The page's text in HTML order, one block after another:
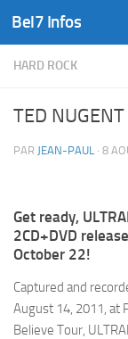
Skip to content
Bel7 Infos
HARD ROCK
TED
PAR JEAN-PAUL · 8
Get ready,
2CD+DVD
October 22!
Captured and
August 14, 2011, at
Believe Tour,